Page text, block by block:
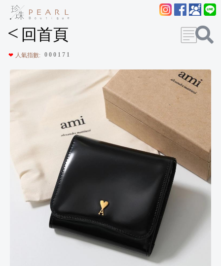
< 回首頁
❤ 人氣指數: 0 0 0 1 7 1